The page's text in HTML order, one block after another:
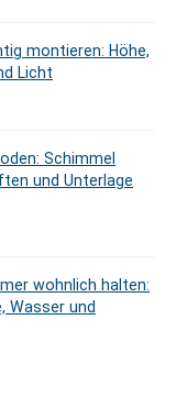
montieren: Höhe,
Licht
Schimmel
und Unterlage
wohnlich halten:
Wasser und